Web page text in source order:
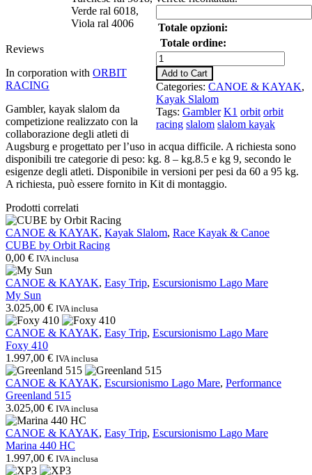
Totale opzioni:
Totale ordine:
GAMBLER
by
Orbit
Racing
quantità
Add to Cart
Categories: CANOE & KAYAK,
Kayak Slalom
Tags: Gambler K1 orbit orbit
racing slalom slalom kayak
Verde ral 6018,
Viola ral 4006
Reviews
In corporation with ORBIT
RACING
Gambler, kayak slalom da
competizione realizzato con la
collaborazione degli atleti di
Augsburg e progettato per l’uso in acqua difficile. A richiesta sono
disponibili tre categorie di peso: kg. 8 – kg.8.5 e kg 9, secondo le
esigenze degli atleti. Disponibile in versioni per pesi da 60 a 95 kg.
A richiesta, può essere fornito in Kit di montaggio.
Prodotti correlati
CUBE
by
Orbit
Racing
CANOE & KAYAK, Kayak Slalom, Race Kayak & Canoe
CUBE by Orbit Racing
0,00 € IVA inclusa
My
Sun
CANOE & KAYAK, Easy Trip, Escursionismo Lago Mare
My Sun
3.025,00 € IVA inclusa
Foxy
410
CANOE & KAYAK, Easy Trip, Escursionismo Lago Mare
Foxy 410
1.997,00 € IVA inclusa
Greenland
515
CANOE & KAYAK, Escursionismo Lago Mare, Performance
Greenland 515
3.025,00 € IVA inclusa
Marina
440
HC
CANOE & KAYAK, Easy Trip, Escursionismo Lago Mare
Marina 440 HC
1.997,00 € IVA inclusa